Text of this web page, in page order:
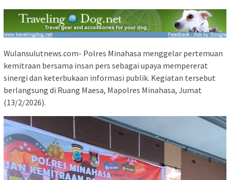
Wulansulutnews.com- Polres Minahasa menggelar pertemuan
kemitraan bersama insan pers sebagai upaya mempererat
sinergi dan keterbukaan informasi publik. Kegiatan tersebut
berlangsung di Ruang Maesa, Mapolres Minahasa, Jumat
(13/2/2026).